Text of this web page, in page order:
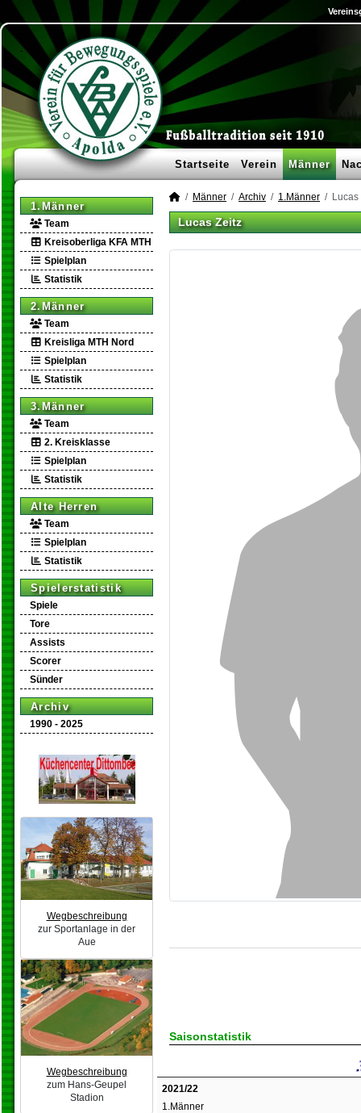
Startseite Verein Männer
1.Männer
Team
Kreisoberliga KFA MTH
Spielplan
Statistik
2.Männer
Team
Kreisliga MTH Nord
Spielplan
Statistik
3.Männer
Team
2. Kreisklasse
Spielplan
Statistik
Alte Herren
Team
Spielplan
Statistik
Spielerstatistik
Spiele
Tore
Assists
Scorer
Sünder
Archiv
1990 - 2025
Wegbeschreibung
zur Sportanlage in der
Aue
Wegbeschreibung
zum Hans-Geupel
Stadion
Männer Archiv 1.Männer Lucas
Lucas Zeitz
Saisonstatistik
2021/22
1.Männer